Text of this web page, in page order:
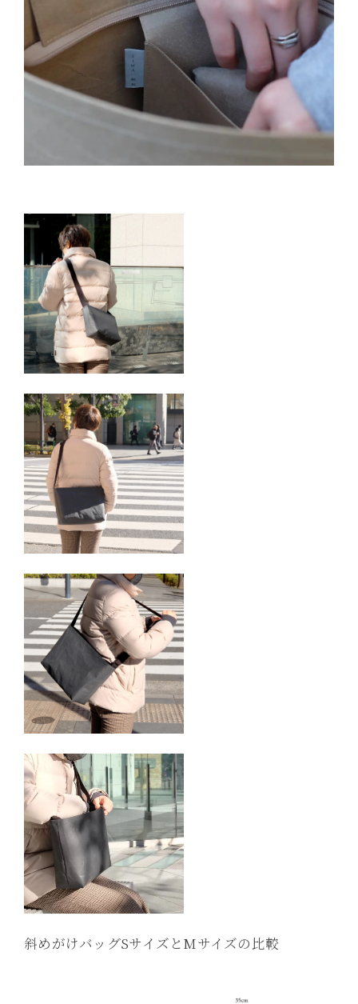
斜めがけバッグSサイズとMサイズの比較